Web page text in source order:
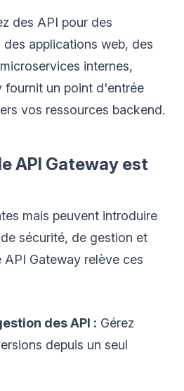
des API pour des
applications web, des
internes,
fournit un point d'entrée
vos ressources backend.
API Gateway est
mais peuvent introduire
sécurité, de gestion et
Gateway relève ces
des API : Gérez
depuis un seul